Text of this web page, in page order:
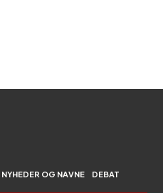
NYHEDER OG NAVNE DEBAT